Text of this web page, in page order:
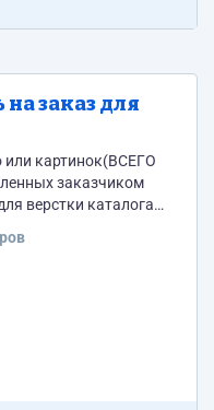
заказ для
или картинок(ВСЕГО
заказчиком
верстки каталога.
?
?